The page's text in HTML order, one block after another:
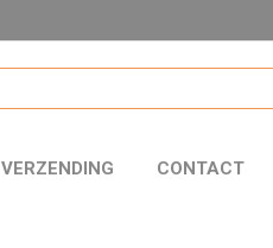
VERZENDING CONTACT